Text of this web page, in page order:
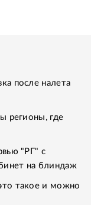
после налета
регионы, где
"РГ" с
на блиндаж
такое и можно